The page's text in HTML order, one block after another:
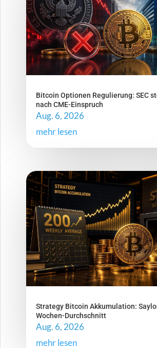
Bitcoin Optionen Regulierung: SEC
nach CME-Einspruch
Aug. 6, 2026
mehr lesen
Strategy Bitcoin Akkumulation:
Wochen-Durchschnitt
Aug. 6, 2026
mehr lesen